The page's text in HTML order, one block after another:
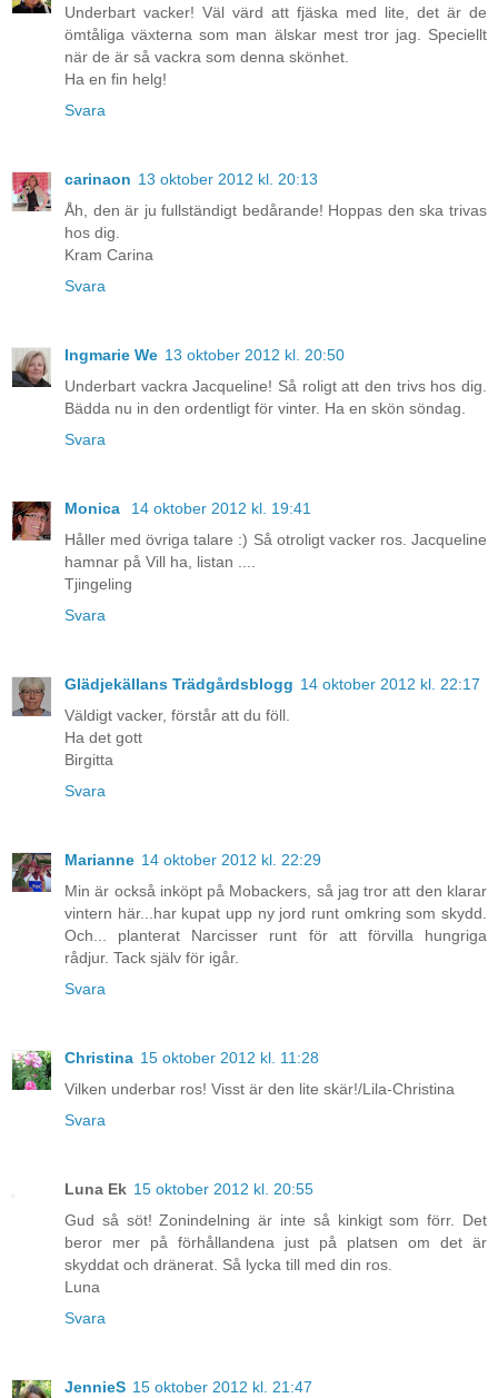
Underbart vacker! Väl värd att fjäska med lite, det är de
ömtåliga växterna som man älskar mest tror jag. Speciellt
när de är så vackra som denna skönhet.
Ha en fin helg!
Svara
carinaon 13 oktober 2012 kl. 20:13
Åh, den är ju fullständigt bedårande! Hoppas den ska trivas
hos dig.
Kram Carina
Svara
Ingmarie We 13 oktober 2012 kl. 20:50
Underbart vackra Jacqueline! Så roligt att den trivs hos dig.
Bädda nu in den ordentligt för vinter. Ha en skön söndag.
Svara
Monica
14 oktober 2012 kl. 19:41
Håller med övriga talare :) Så otroligt vacker ros. Jacqueline
hamnar på Vill ha, listan ....
Tjingeling
Svara
Glädjekällans Trädgårdsblogg 14 oktober 2012 kl. 22:17
Väldigt vacker, förstår att du föll.
Ha det gott
Birgitta
Svara
Marianne 14 oktober 2012 kl. 22:29
Min är också inköpt på Mobackers, så jag tror att den klarar
vintern här...har kupat upp ny jord runt omkring som skydd.
Och... planterat Narcisser runt för att förvilla hungriga
rådjur. Tack själv för igår.
Svara
Christina 15 oktober 2012 kl. 11:28
Vilken underbar ros! Visst är den lite skär!/Lila-Christina
Svara
Luna Ek 15 oktober 2012 kl. 20:55
Gud så söt! Zonindelning är inte så kinkigt som förr. Det
beror mer på förhållandena just på platsen om det är
skyddat och dränerat. Så lycka till med din ros.
Luna
Svara
JennieS 15 oktober 2012 kl. 21:47